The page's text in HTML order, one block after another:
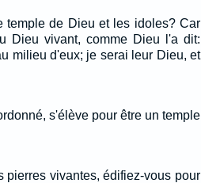
temple de Dieu et les idoles? Car
Dieu vivant, comme Dieu l'a dit:
milieu d'eux; je serai leur Dieu, et
s'élève pour être un temple
pierres vivantes, édifiez-vous pour